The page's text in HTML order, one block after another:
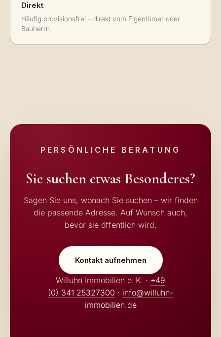
Direkt
Häufig provisionsfrei – direkt vom Eigentümer oder
Bauherrn.
PERSÖNLICHE BERATUNG
Sie suchen etwas Besonderes?
Sagen Sie uns, wonach Sie suchen – wir finden
die passende Adresse. Auf Wunsch auch,
bevor sie öffentlich wird.
Kontakt aufnehmen
Willuhn Immobilien e. K. · +49
(0) 341 25327300 · info@willuhn-
immobilien.de